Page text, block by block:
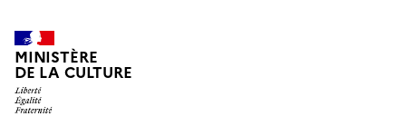
MINISTÈRE
DE LA CULTURE